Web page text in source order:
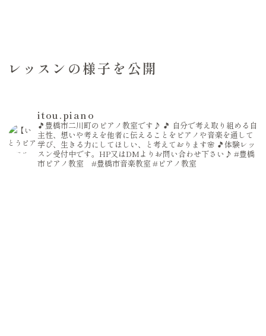
レッスンの様子を公開
itou.piano
🎵豊橋市二川町のピアノ教室です♪ 🎵 自分で考え取り組める自
主性、想いや考えを他者に伝えることをピアノや音楽を通して
学び、生きる力にしてほしい、と考えております🌸 🎵体験レッ
スン受付中です。HP又はDMよりお問い合わせ下さい♪ #豊橋
市ピアノ教室 #豊橋市音楽教室 #ピアノ教室